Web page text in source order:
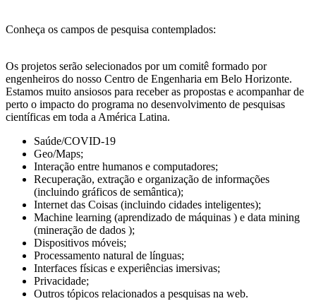
Conheça os campos de pesquisa contemplados:
Os projetos serão selecionados por um comitê formado por
engenheiros do nosso Centro de Engenharia em Belo Horizonte.
Estamos muito ansiosos para receber as propostas e acompanhar de
perto o impacto do programa no desenvolvimento de pesquisas
científicas em toda a América Latina.
Saúde/COVID-19
Geo/Maps;
Interação entre humanos e computadores;
Recuperação, extração e organização de informações
(incluindo gráficos de semântica);
Internet das Coisas (incluindo cidades inteligentes);
Machine learning (aprendizado de máquinas ) e data mining
(mineração de dados );
Dispositivos móveis;
Processamento natural de línguas;
Interfaces físicas e experiências imersivas;
Privacidade;
Outros tópicos relacionados a pesquisas na web.